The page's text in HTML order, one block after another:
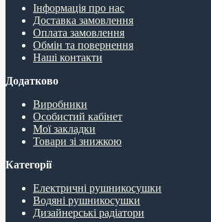
Інформація про нас
Доставка замовлення
Оплата замовлення
Обмін та повернення
Наші контакти
Додатково
Виробники
Особистий кабінет
Мої закладки
Товари зі знижкою
Категорії
Електричні рушникосушки
Водяні рушникосушки
Дизайнерські радіатори